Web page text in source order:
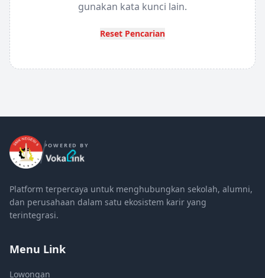
gunakan kata kunci lain.
Reset Pencarian
POWERED BY
Platform terpercaya untuk menghubungkan sekolah, alumni,
dan perusahaan dalam satu ekosistem karir yang
terintegrasi.
Menu Link
Lowongan